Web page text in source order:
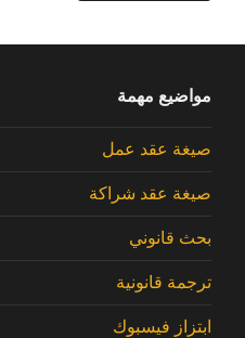
مواضيع مهمة
صيغة عقد عمل
صيغة عقد شراكة
بحث قانوني
ترجمة قانونية
ابتزاز فيسبوك